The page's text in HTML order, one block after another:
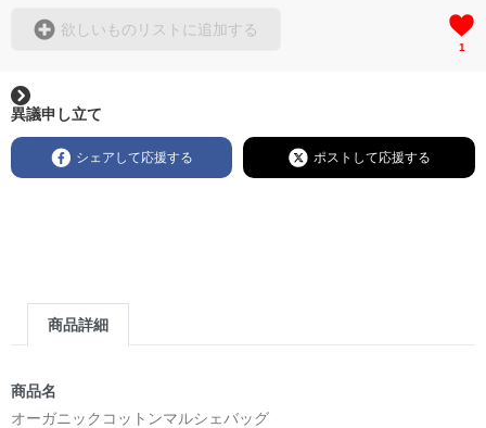
欲しいものリストに追加する
1
異議申し立て
シェアして応援する ポストして応援する
商品詳細
商品名
オーガニックコットンマルシェバッグ